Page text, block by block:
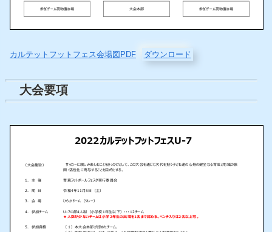
カルテットフットフェス会場図PDF ダウンロード
大会要項